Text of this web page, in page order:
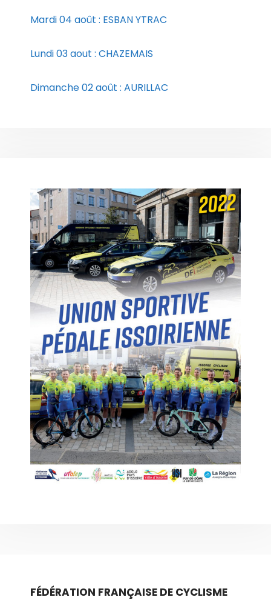
Mardi 04 août : ESBAN YTRAC
Lundi 03 aout : CHAZEMAIS
Dimanche 02 août : AURILLAC
FÉDÉRATION FRANÇAISE DE CYCLISME